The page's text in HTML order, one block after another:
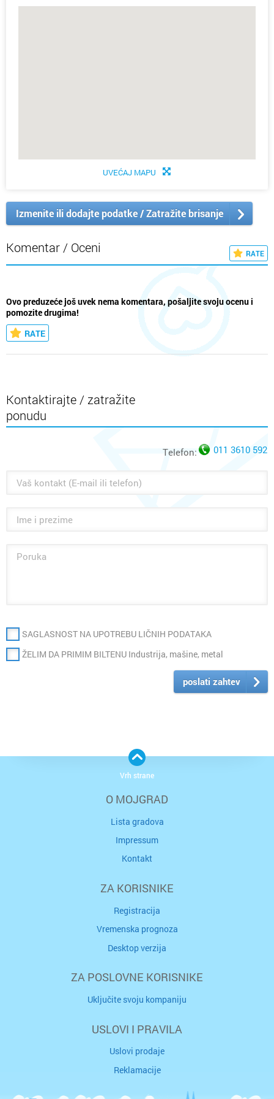
UVEĆAJ MAPU
Izmenite ili dodajte podatke / Zatražite brisanje
Komentar / Oceni RATE
Ovo preduzeće još uvek nema komentara, pošaljite svoju ocenu i
pomozite drugima!
RATE
Kontaktirajte / zatražite
ponudu
Telefon: 011 3610 592
SAGLASNOST NA UPOTREBU LIČNIH PODATAKA
ŽELIM DA PRIMIM BILTENU Industrija, mašine, metal
poslati zahtev
O MOJGRAD
Lista gradova
Impressum
Kontakt
ZA KORISNIKE
Registracija
Vremenska prognoza
Desktop verzija
ZA POSLOVNE KORISNIKE
Uključite svoju kompaniju
USLOVI I PRAVILA
Uslovi prodaje
Reklamacije
Vrh strane